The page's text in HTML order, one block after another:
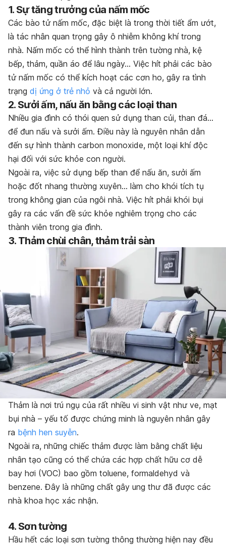
1. Sự tăng trưởng của nấm mốc
Các bào tử nấm mốc, đặc biệt là trong thời tiết ẩm ướt,
là tác nhân quan trọng gây ô nhiễm không khí trong
nhà. Nấm mốc có thể hình thành trên tường nhà, kệ
bếp, thảm, quần áo để lâu ngày… Việc hít phải các bào
tử nấm mốc có thể kích hoạt các cơn ho, gây ra tình
trạng dị ứng ở trẻ nhỏ và cả người lớn.
2. Sưởi ấm, nấu ăn bằng các loại than
Nhiều gia đình có thói quen sử dụng than củi, than đá…
để đun nấu và sưởi ấm. Điều này là nguyên nhân dẫn
đến sự hình thành carbon monoxide, một loại khí độc
hại đối với sức khỏe con người.
Ngoài ra, việc sử dụng bếp than để nấu ăn, sưởi ấm
hoặc đốt nhang thường xuyên… làm cho khói tích tụ
trong không gian của ngôi nhà. Việc hít phải khói bụi
gây ra các vấn đề sức khỏe nghiêm trọng cho các
thành viên trong gia đình.
3. Thảm chùi chân, thảm trải sàn
Thảm là nơi trú ngụ của rất nhiều vi sinh vật như ve, mạt
bụi nhà – yếu tố được chứng minh là nguyên nhân gây
ra bệnh hen suyễn.
Ngoài ra, những chiếc thảm được làm bằng chất liệu
nhân tạo cũng có thể chứa các hợp chất hữu cơ dễ
bay hơi (VOC) bao gồm toluene, formaldehyd và
benzene. Đây là những chất gây ung thư đã được các
nhà khoa học xác nhận.
4. Sơn tường
Hầu hết các loại sơn tường thông thường hiện nay đều